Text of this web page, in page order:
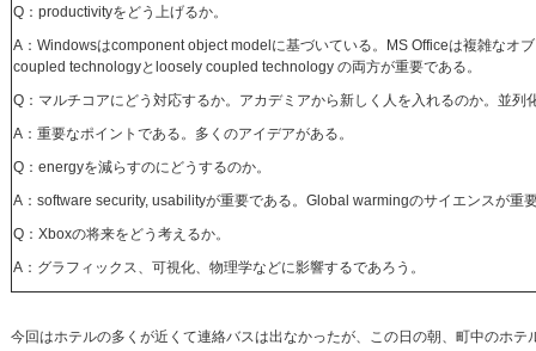
Q：productivityをどう上げるか。
A：Windowsはcomponent object modelに基づいている。MS Officeは複雑なオ
coupled technologyとloosely coupled technology の両方が重要である。
Q：マルチコアにどう対応するか。アカデミアから新しく人を入れるのか。並列
A：重要なポイントである。多くのアイデアがある。
Q：energyを減らすのにどうするのか。
A：software security, usabilityが重要である。Global warmingのサイエンスが重
Q：Xboxの将来をどう考えるか。
A：グラフィックス、可視化、物理学などに影響するであろう。
今回はホテルの多くが近くて連絡バスは出なかったが、この日の朝、町中のホ